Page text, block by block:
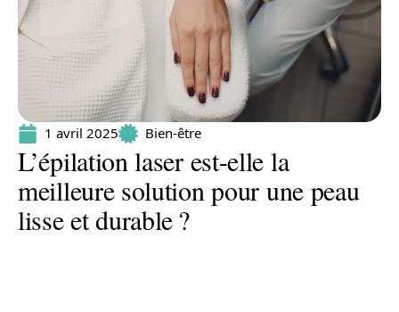
1 avril 2025 Bien-être
L’épilation laser est-elle la
meilleure solution pour une peau
lisse et durable ?